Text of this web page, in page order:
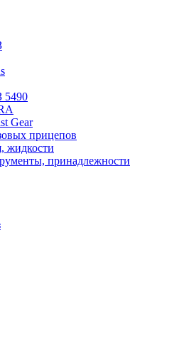
5490
Gear
прицепов
жидкости
принадлежности